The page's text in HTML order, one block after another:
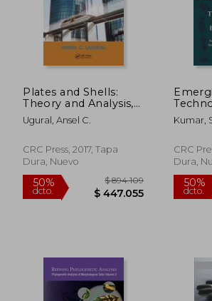
Plates and Shells:
Theory and Analysis,
Fourth Edition (en
Inglés)
Ugural, Ansel C.
CRC Press, 2017, Tapa
Dura, Nuevo
$ 894.109
Inglés)
Kumar,
Atanu
CRC
Dura,